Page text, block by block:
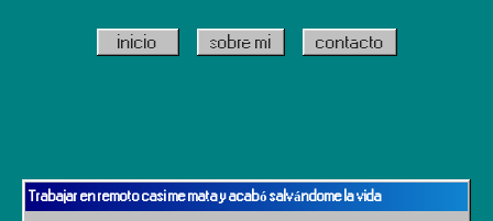
inicio sobre mi contacto
Trabajar en remoto casi me mata y acabó salvándome la vida